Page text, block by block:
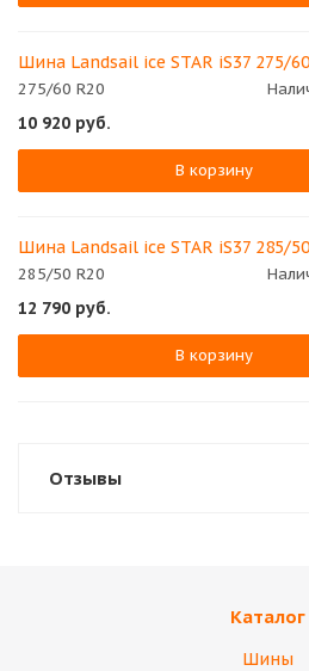
Шина Landsail ice STAR iS37 275/
275/60 R20
10 920 руб.
В корзину
Шина Landsail ice STAR iS37 285/
285/50 R20
12 790 руб.
В корзину
Отзывы
Каталог
Шины